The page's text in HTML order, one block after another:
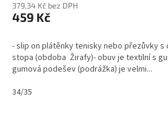
379,34 Kč bez DPH
459 Kč
- slip on plátěnky tenisky nebo přezůvky
stopa (obdoba Žirafy)- obuv je textilní s
gumová podešev (podrážka) je velmi...
34/35